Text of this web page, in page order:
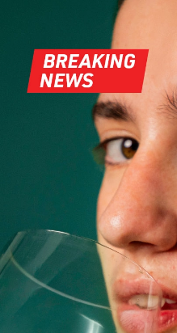
LUNA™
Premium
LUNA™
All facial
面膜
Rejuvenation
UFO™ 设
All deep
issa™
Dual LED +
ISSA™ 设
All silicone
FAQ™ 103
Luxurious
FAQ™ P1
Manuka
FAQ™护肤
All FAQ™
FAQ™产品
All anti-
FAQ™ 211
Anti-aging
FAQ™ 221
Anti-aging
FAQ™护肤
All FAQ™
FAQ™产品
All LED
FAQ™
Scalp
FAQ™护肤
All FAQ™
FAQ™产品
All hair
FAQ™ 502
Full-
FAQ™
FAQ™
All FAQ™
FAQ™
All toning
专业治疗
PEACH™
Professional
PEACH™
IPL hair
BEAR™ 2
Microcurrent
LUNA™ 4
Massaging
痘肌护理
Recurring
BEAR™ 2
Microcurrent
爱沙尼亚
法属波利尼西亚
德国
直布罗陀
希腊